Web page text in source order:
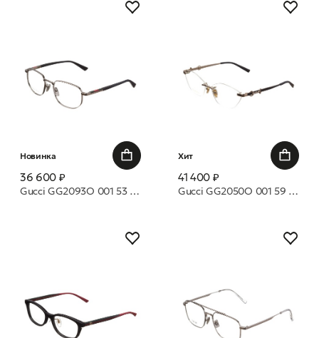
Новинка
36 600 ₽
Gucci GG2093O 001 53 оправа
Хит
41 400 ₽
Gucci GG2050O 001 59 оправа